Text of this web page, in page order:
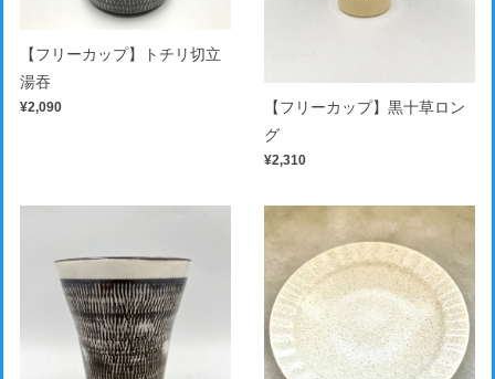
【フリーカップ】トチリ切立
湯吞
¥2,090
【フリーカップ】黒十草ロン
グ
¥2,310